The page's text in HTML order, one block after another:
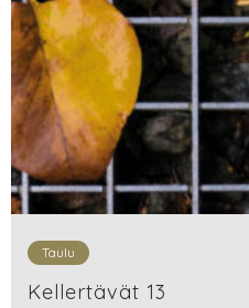
Taulu
Kellertävät 13